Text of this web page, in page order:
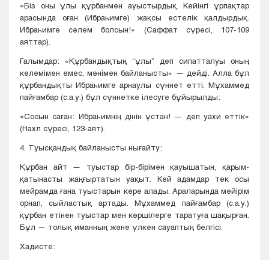
«Біз оны ұлы құрбанмен ауыстырдық. Кейінгі ұрпақтар
арасында оған (Ибраһимге) жақсы естелік қалдырдық.
Ибраһимге сәлем болсын!» (Саффат сүресі, 107-109
аяттар).
Ғалымдар: «Құрбандықтың “ұлы” деп сипатталуы оның
көлемімен емес, мәнімен байланысты» — дейді. Алла бұл
құрбандықты Ибраһимге арнаулы сүннет етті. Мұхаммед
пайғамбар (с.а.у.) бұл сүннетке ілесуге бұйырылды:
«Сосын саған: Ибраһимнің дінін ұстан! — деп уахи еттік»
(Нахл сүресі, 123-аят).
4. Туысқандық байланысты нығайту:
Құрбан айт — туыстар бір-бірімен қауышатын, қарым-
қатынасты жаңғыртатын уақыт. Кей адамдар тек осы
мейрамда ғана туыстарын көре алады. Араларында мейірім
орнап, сыйластық артады. Мұхаммед пайғамбар (с.а.у.)
құрбан етінен туыстар мен көршілерге таратуға шақырған.
Бұл — толық иманның және үлкен сауаптың белгісі.
Хадисте: